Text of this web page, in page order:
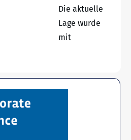
Die aktuelle
Lage wurde
mit